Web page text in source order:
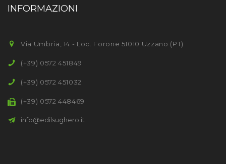
INFORMAZIONI
Via Umbria, 14 - Loc. Forone 51010 Uzzano (PT)
(+39) 0572 451849
(+39) 0572 451032
(+39) 0572 448469
info@edilsughero.it